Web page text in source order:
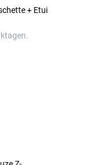
+ Etui